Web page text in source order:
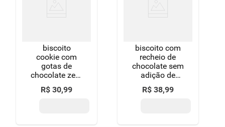
biscoito
cookie com
gotas de
chocolate zero
açúcar gullón
pacote 150g
R$ 30,99
biscoito com
recheio de
chocolate sem
adição de
açúcar gullón
diet nature
R$ 38,99